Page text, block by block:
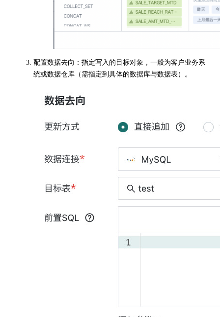
配置数据去向：指定写入的目标对象，一般为客户业务系
统或数据仓库（需指定到具体的数据库与数据表）。